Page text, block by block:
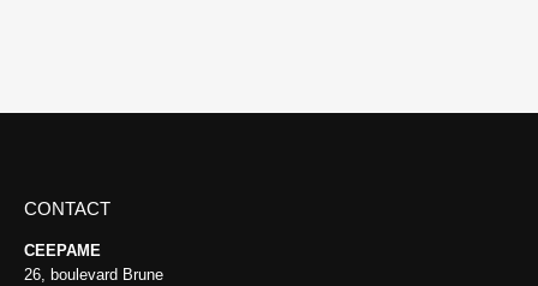
CONTACT
CEEPAME
26, boulevard Brune